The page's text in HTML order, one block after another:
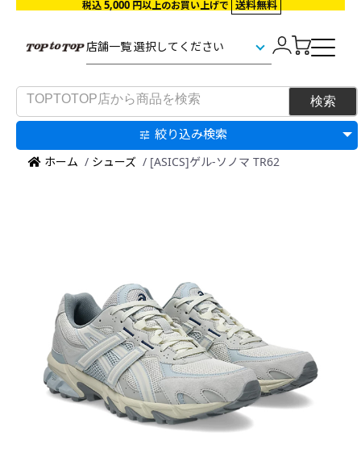
税込5,000 円以上のお買い上げで 送料無料
絞り込み検索
ホーム / シューズ / [ASICS]ゲル-ソノマ TR62